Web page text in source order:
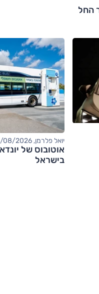
החל
יואל פלרמן, 04/08/2026
אוטובוס של
בישראל